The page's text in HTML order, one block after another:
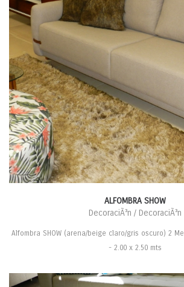
ALFOMBRA SHOW
DecoraciÃ³n / DecoraciÃ³n
Alfombra SHOW (arena/beige claro/gris oscuro) 2
- 2.00 x 2.50 mts